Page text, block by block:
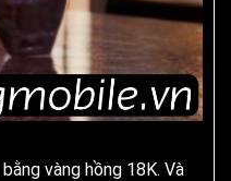
vàng hồng 18K. Và